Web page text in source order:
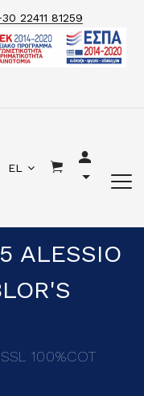
22411 81259
EL
ALESSIO
100%COT